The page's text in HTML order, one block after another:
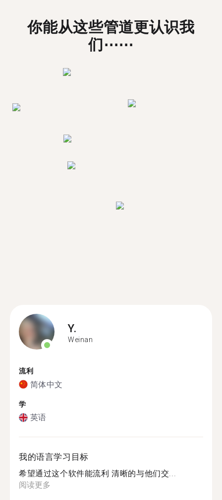
你能从这些管道更认识我
们⋯⋯
Y.
Weinan
流利
简体中文
学
英语
我的语言学习目标
希望通过这个软件能流利 清晰的与他们交...
阅读更多